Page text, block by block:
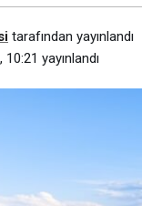
tarafından yayınlandı
10:21 yayınlandı